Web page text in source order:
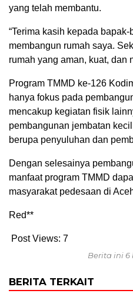
yang telah membantu.
“Terima kasih kepada
membangun rumah saya.
rumah yang aman, kuat, dan
Program TMMD ke-126
hanya fokus pada
mencakup kegiatan fisik
pembangunan jembatan
berupa penyuluhan dan
Dengan selesainya
manfaat program TMMD
masyarakat pedesaan di
Red**
Post Views: 7
Berita ini 6
BERITA TERKAIT